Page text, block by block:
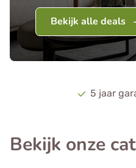
Bekijk alle deals
5 jaar
Bekijk onze